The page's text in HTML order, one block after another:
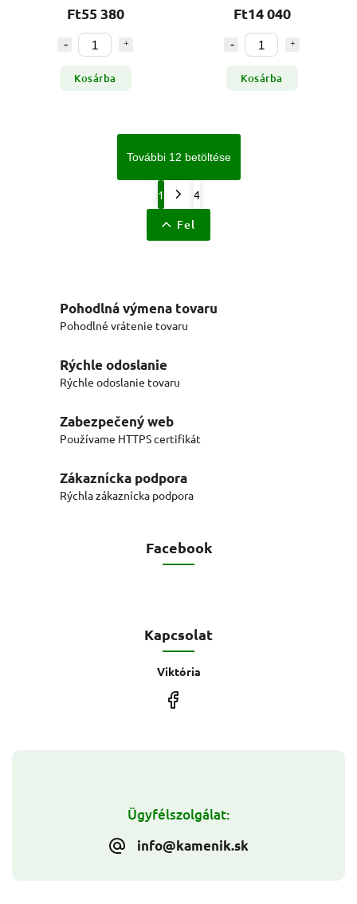
Ft55 380
Kosárba
Ft14 040
Kosárba
További 12 betöltése
1 4
Fel
Pohodlná výmena tovaru
Pohodlné vrátenie tovaru
Rýchle odoslanie
Rýchle odoslanie tovaru
Zabezpečený web
Používame HTTPS certifikát
Zákaznícka podpora
Rýchla zákaznícka podpora
Ügyfélszolgálat:
info@kamenik.sk
Facebook
Kapcsolat
Viktória